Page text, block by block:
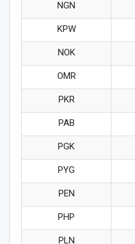
NGN
KPW
NOK
OMR
PKR
PAB
PGK
PYG
PEN
PHP
PLN